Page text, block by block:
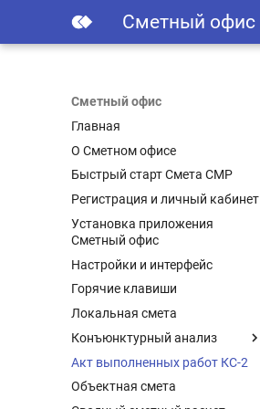
Сметный офис
Сметный офис
Главная
О Сметном офисе
Быстрый старт Смета СМР
Регистрация и личный кабинет
Установка приложения
Сметный офис
Настройки и интерфейс
Горячие клавиши
Локальная смета
Конъюнктурный анализ
По методике 421/пр
По ТСН-2001
Акт выполненных работ КС-2
Объектная смета